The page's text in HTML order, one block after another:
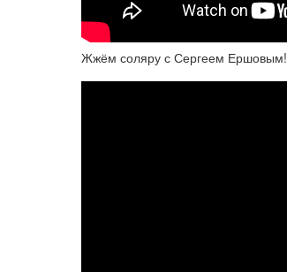
Жжём соляру с Сергеем Ершовым!